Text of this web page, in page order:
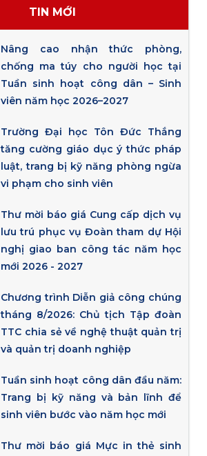
TIN MỚI
Nâng cao nhận thức phòng,
chống ma túy cho người học tại
Tuần sinh hoạt công dân – Sinh
viên năm học 2026–2027
Trường Đại học Tôn Đức Thắng
tăng cường giáo dục ý thức pháp
luật, trang bị kỹ năng phòng ngừa
vi phạm cho sinh viên
Thư mời báo giá Cung cấp dịch vụ
lưu trú phục vụ Đoàn tham dự Hội
nghị giao ban công tác năm học
mới 2026 - 2027
Chương trình Diễn giả công chúng
tháng 8/2026: Chủ tịch Tập đoàn
TTC chia sẻ về nghệ thuật quản trị
và quản trị doanh nghiệp
Tuần sinh hoạt công dân đầu năm:
Trang bị kỹ năng và bản lĩnh để
sinh viên bước vào năm học mới
Thư mời báo giá Mực in thẻ sinh